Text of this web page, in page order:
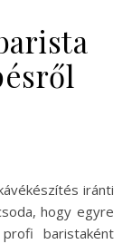
hogy egyre
baristaként